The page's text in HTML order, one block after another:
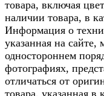
товара, включая
наличии товара, в
Информация о
указанная на
одностороннем
фотографиях,
отличаться от
товара, указанная в